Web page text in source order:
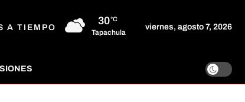
A TIEMPO
30°C
Tapachula
viernes, agosto 7, 2026